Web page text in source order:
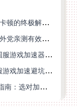
在英国打激战2卡吗？海外党国服游戏不卡顿的终极解决方案
放开那三国3海外加速器测评怎么过？海外党亲测有效的国服游戏加速指南
英国怎么玩巅峰战舰不卡顿？海外玩家国服游戏加速器终极指南
印尼的人怎么玩战双帕弥什？海外党国服游戏加速避坑指南
在美国玩天涯明月刀总卡顿？2026终极指南：选对加速器让你丝滑连招